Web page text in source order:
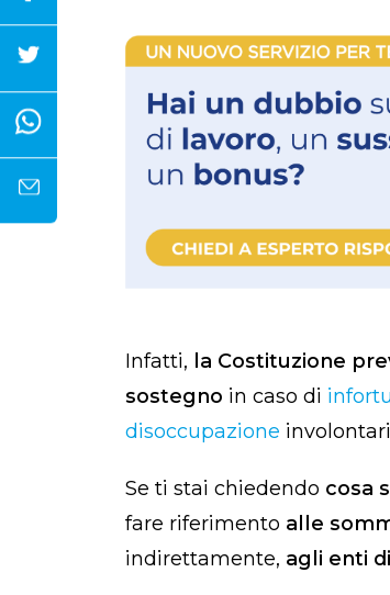
Infatti, la Costituzione
sostegno in caso di
disoccupazione
Se ti stai chiedendo cosa
fare riferimento alle
indirettamente, agli enti